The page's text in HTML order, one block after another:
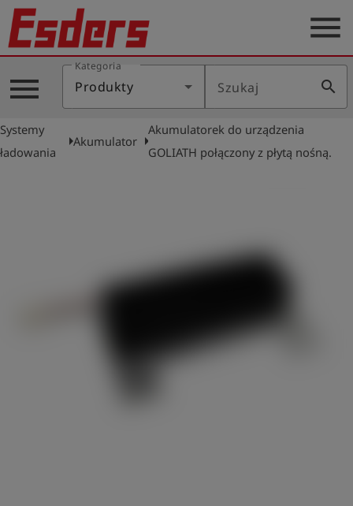
O
Produkty
menu
menu
Kategoria
Produkty Szukaj search
Systemy
ładowania
arrow_right
Akumulatorarrow_right
Akumulatorek do urządzenia
GOLIATH połączony z płytą nośną.